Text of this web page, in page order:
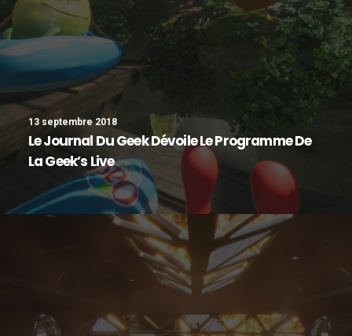
13 septembre 2018
Le Journal Du Geek Dévoile Le Programme De
La Geek’s Live